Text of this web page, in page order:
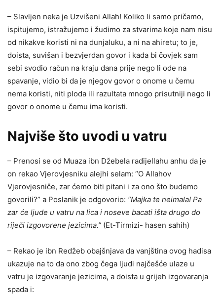
– Slavljen neka je Uzvišeni Allah! Koliko li samo pričamo,
ispitujemo, istražujemo i žudimo za stvarima koje nam nisu
od nikakve koristi ni na dunjaluku, a ni na ahiretu; to je,
doista, suvišan i bezvjerdan govor i kada bi čovjek sam
sebi svodio račun na kraju dana prije nego li ode na
spavanje, vidio bi da je njegov govor o onome u čemu
nema koristi, niti ploda ili razultata mnogo prisutniji nego li
govor o onome u čemu ima koristi.
Najviše što uvodi u vatru
– Prenosi se od Muaza ibn Džebela radijellahu anhu da je
on rekao Vjerovjesniku alejhi selam: “O Allahov
Vjerovjesniče, zar ćemo biti pitani i za ono što budemo
govorili?” a Poslanik je odgovorio: “Majka te neimala! Pa
zar će ljude u vatru na lica i noseve bacati išta drugo do
riječi izgovorene jezicima.” (Et-Tirmizi- hasen sahih)
– Rekao je ibn Redžeb obajšnjava da vanjština ovog hadisa
ukazuje na to da ono zbog čega ljudi najčešće ulaze u
vatru je izgovaranje jezicima, a doista u grijeh izgovaranja
spada i: